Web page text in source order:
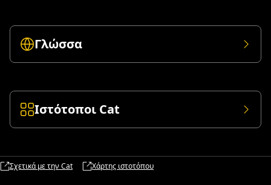
Γλώσσα
Ιστότοποι Cat
Σχετικά με την Cat Χάρτης ιστοτόπου